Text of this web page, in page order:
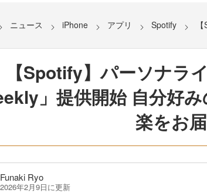
ニュース iPhone アプリ Spotify
【Spotify】パーソナラ
」提供開始 自分好
楽をお
Funaki Ryo
2026年2月9日に更新